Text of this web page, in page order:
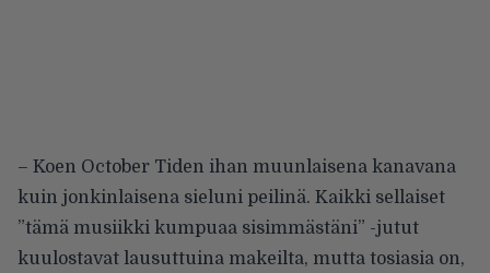
– Koen October Tiden ihan muunlaisena kanavana
kuin jonkinlaisena sieluni peilinä. Kaikki sellaiset
”tämä musiikki kumpuaa sisimmästäni” -jutut
kuulostavat lausuttuina makeilta, mutta tosiasia on,